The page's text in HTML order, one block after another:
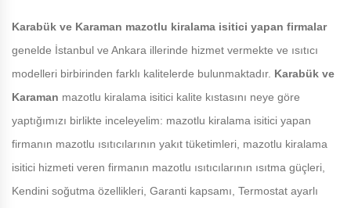
Karabük ve Karaman mazotlu kiralama isitici yapan firmalar
genelde İstanbul ve Ankara illerinde hizmet vermekte ve ısıtıcı
modelleri birbirinden farklı kalitelerde bulunmaktadır. Karabük ve
Karaman mazotlu kiralama isitici kalite kıstasını neye göre
yaptığımızı birlikte inceleyelim: mazotlu kiralama isitici yapan
firmanın mazotlu ısıtıcılarının yakıt tüketimleri, mazotlu kiralama
isitici hizmeti veren firmanın mazotlu ısıtıcılarının ısıtma güçleri,
Kendini soğutma özellikleri, Garanti kapsamı, Termostat ayarlı